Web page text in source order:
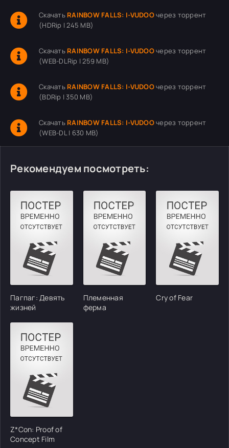
Скачать RAINBOW FALLS: I-VUDOOчерез торрент
(HDRip | 245 MB)
Скачать RAINBOW FALLS: I-VUDOOчерез торрент
(WEB-DLRip | 259 MB)
Скачать RAINBOW FALLS: I-VUDOOчерез торрент
(BDRip | 350 MB)
Скачать RAINBOW FALLS: I-VUDOOчерез торрент
(WEB-DL | 630 MB)
Рекомендуем посмотреть:
Пагпаг: Девять
жизней
Племенная
ферма
Cry of Fear
Z*Con: Proof of
Concept Film